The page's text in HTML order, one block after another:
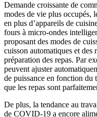
Demande croissante de
modes de vie plus occupés,
en plus d’appareils de
fours à micro-ondes
proposant des modes de
cuisson automatiques et
préparation des repas. Par
peuvent ajuster
de puissance en fonction du
que les repas sont
De plus, la tendance au
de COVID-19 a encore